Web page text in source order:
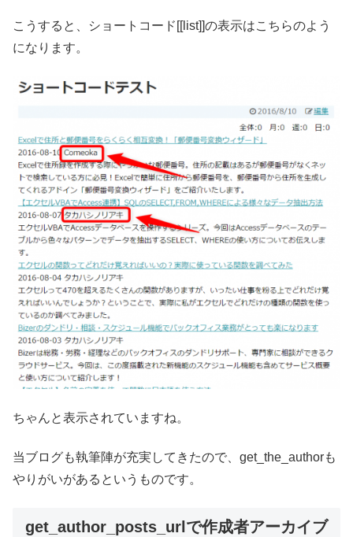
こうすると、ショートコード[[list]]の表示はこちらのよう
になります。
ちゃんと表示されていますね。
当ブログも執筆陣が充実してきたので、get_the_authorも
やりがいがあるというものです。
get_author_posts_urlで作成者アーカイブ